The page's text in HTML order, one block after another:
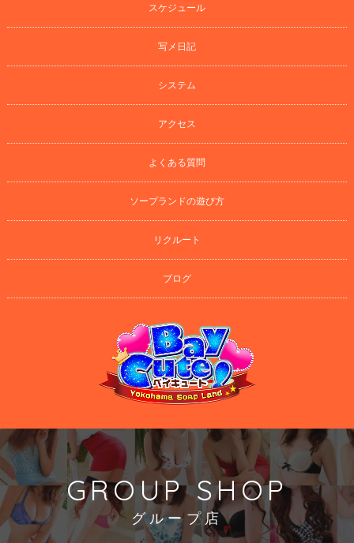
スケジュール
写メ日記
システム
アクセス
よくある質問
ソープランドの遊び方
リクルート
ブログ
GROUP SHOP
グループ店